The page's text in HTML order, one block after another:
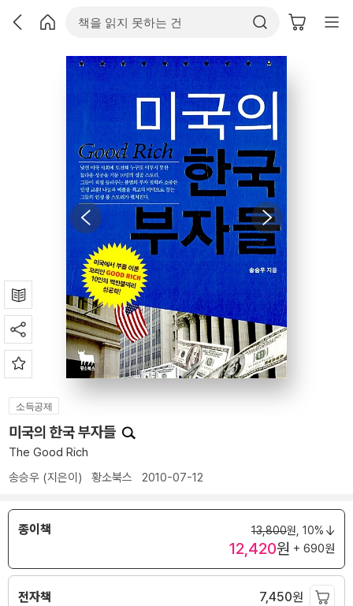
소득공제
미국의 한국 부자들
The Good Rich
송승우 (지은이) 황소북스 2010-07-12
종이책 13,800원, 10%
12,420원 + 690원
전자책 7,450원